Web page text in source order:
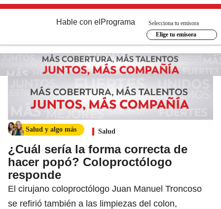
Hable con el Programa
Selecciona tu emisora
Elige tu emisora
Salud y algo más Salud
¿Cuál sería la forma correcta de
hacer popó? Coloproctólogo
responde
El cirujano coloproctólogo Juan Manuel Troncoso
se refirió también a las limpiezas del colon,